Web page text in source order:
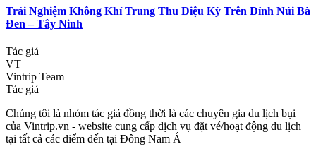
Trải Nghiệm Không Khí Trung Thu Diệu Kỳ Trên Đỉnh Núi Bà
Đen – Tây Ninh
Tác giả
VT
Vintrip Team
Tác giả
Chúng tôi là nhóm tác giả đồng thời là các chuyên gia du lịch bụi
của Vintrip.vn - website cung cấp dịch vụ đặt vé/hoạt động du lịch
tại tất cả các điểm đến tại Đông Nam Á